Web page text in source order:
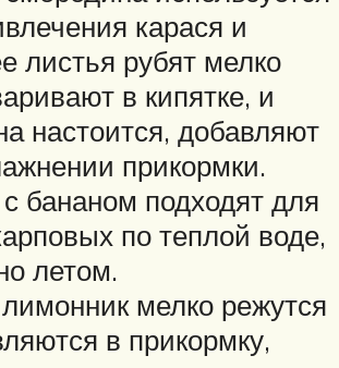
карася и
листья рубят мелко
в кипятке, и
настоится, добавляют
прикормки.
бананом подходят для
по теплой воде,
летом.
мелко режутся
в прикормку,